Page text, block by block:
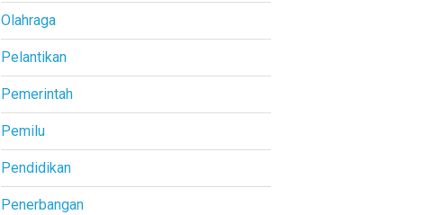
Olahraga
Pelantikan
Pemerintah
Pemilu
Pendidikan
Penerbangan